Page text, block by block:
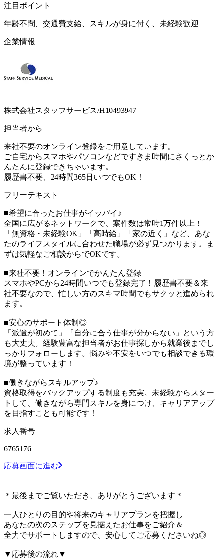
注目ポイント
年齢不問、交通費支給、スキルが身に付く、未経験歓迎
企業情報
株式会社スタッフサービス/H10493947
担当者から
来社不要のオンライン登録をご用意しています。
ご自宅からスマホやパソコンなどですきま時間にさくっとか
んたんに登録できちゃいます。
履歴書不要、24時間365日いつでもOK！
フリーテキスト
■希望に合ったお仕事がイッパイ♪
全国に広がるネットワークで、案件数は常時1万件以上！
「無資格・未経験OK」「高時給」「家の近く」など、あな
たのライフスタイルに合わせた職場が必ず見つかります。ま
ずは気軽なご相談からでOKです。
■来社不要！オンラインでかんたん登録
スマホやPCから24時間いつでも登録完了！履歴書不要＆来
社不要なので、忙しい方のスキマ時間でもサクッと進められ
ます。
■安心のサポート体制◎
「派遣が初めて」「自分に合う仕事が分からない」という方
も大丈夫。経験豊富な担当者がお仕事探しから就業後までし
っかりフォローします。悩みや不安をいつでも相談できる環
境が整っています！
■働きながらスキルアップ♪
資格取得をバックアップする制度も充実。未経験からスター
トして、働きながら専門スキルを身につけ、キャリアアップ
を目指すことも可能です！
求人番号
6765176
応募画面に進む
＊最後までご覧いただき、ありがとうございます＊
一人ひとりの目的や将来のキャリアプランを把握し
あなたの次のステップを見据えたお仕事をご紹介＆
全力でサポートしますので、安心してご応募くださいね◎
▼応募後の流れ▼